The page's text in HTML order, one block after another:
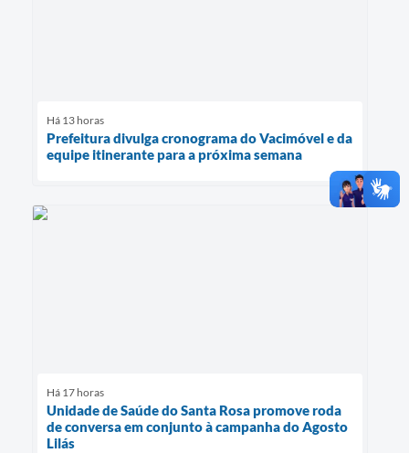
Há 13 horas
Prefeitura divulga cronograma do Vacimóvel e da
equipe itinerante para a próxima semana
Há 17 horas
Unidade de Saúde do Santa Rosa promove roda
de conversa em conjunto à campanha do Agosto
Lilás